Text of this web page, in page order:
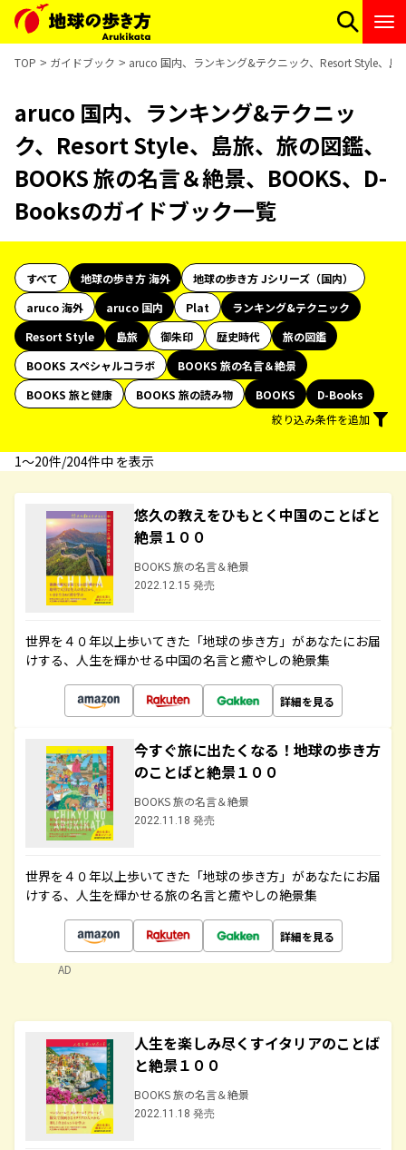
TOP ガイドブック aruco 国内、ランキング&テクニック、Resort Style、
aruco 国内、ランキング&テクニッ
ク、Resort Style、島旅、旅の図鑑、
BOOKS 旅の名言＆絶景、BOOKS、D-
Booksのガイドブック一覧
すべて 地球の歩き方 海外
地球の歩き方 Jシリーズ（国内）
aruco 海外
aruco 国内 Plat
ランキング&テクニック
Resort Style
島旅 御朱印 歴史時代
旅の図鑑
BOOKS スペシャルコラボ
BOOKS 旅の名言＆絶景
BOOKS 旅と健康
BOOKS 旅の読み物 BOOKS
D-Books
絞り込み条件を追加
1〜20件/204件中 を表示
悠久の教えをひもとく中国のことばと
絶景１００
BOOKS 旅の名言＆絶景
2022.12.15 発売
世界を４０年以上歩いてきた「地球の歩き方」があなたにお届
けする、人生を輝かせる中国の名言と癒やしの絶景集
詳細を見る
今すぐ旅に出たくなる！地球の歩き方
のことばと絶景１００
BOOKS 旅の名言＆絶景
2022.11.18 発売
世界を４０年以上歩いてきた「地球の歩き方」があなたにお届
けする、人生を輝かせる旅の名言と癒やしの絶景集
詳細を見る
AD
人生を楽しみ尽くすイタリアのことば
と絶景１００
BOOKS 旅の名言＆絶景
2022.11.18 発売